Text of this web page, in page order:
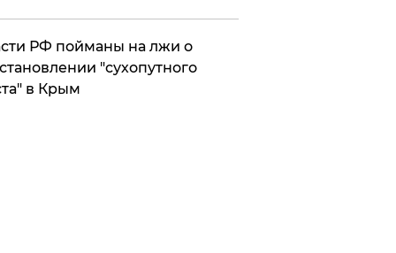
РФ пойманы на лжи о
"сухопутного
в Крым